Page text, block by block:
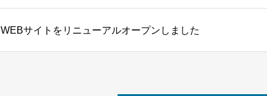
WEBサイトをリニューアルオープンしました